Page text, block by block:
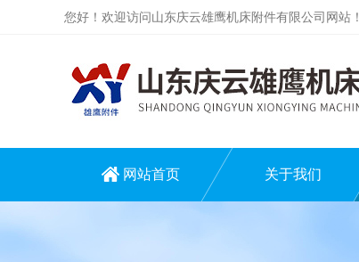
您好！欢迎访问山东庆云雄鹰机床附件有限公司网站！
网站首页 关于我们